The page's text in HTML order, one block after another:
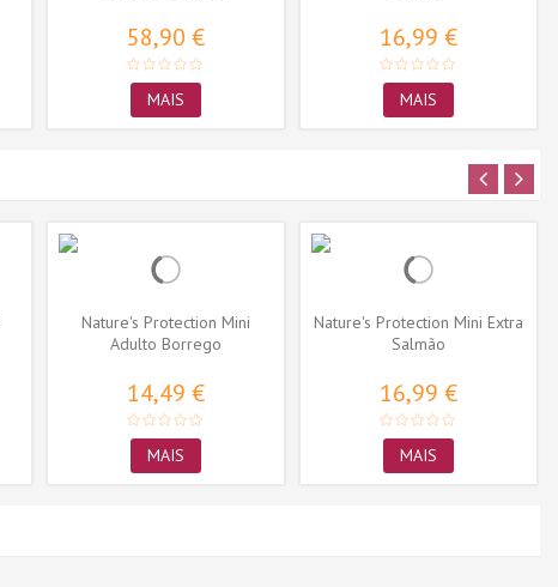
58,90 €
MAIS
16,99 €
MAIS
Nature's Protection Mini
Adulto Borrego
14,49 €
MAIS
Nature's Protection Mini Extra
Salmão
16,99 €
MAIS